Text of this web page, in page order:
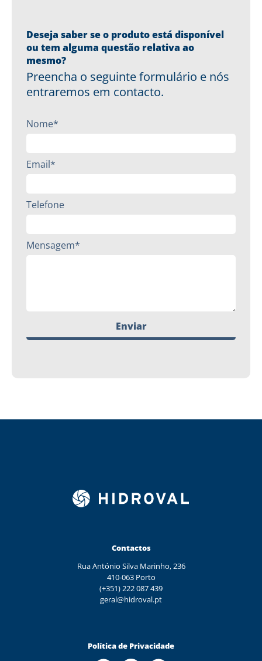
Deseja saber se o produto está disponível
ou tem alguma questão relativa ao
mesmo?
Preencha o seguinte formulário e nós
entraremos em contacto.
Nome*
Email*
Telefone
Mensagem*
Enviar
Contactos
Rua António Silva Marinho, 236
410-063 Porto
(+351) 222 087 439
geral@hidroval.pt
Política de Privacidade